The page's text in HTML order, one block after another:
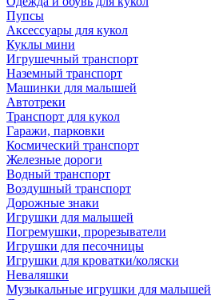
Пупсы
Аксессуары для кукол
Куклы мини
Игрушечный транспорт
Наземный транспорт
Машинки для малышей
Автотреки
Транспорт для кукол
Гаражи, парковки
Космический транспорт
Железные дороги
Водный транспорт
Воздушный транспорт
Дорожные знаки
Игрушки для малышей
Погремушки, прорезыватели
Игрушки для песочницы
Игрушки для кроватки/коляски
Неваляшки
Музыкальные игрушки для малышей